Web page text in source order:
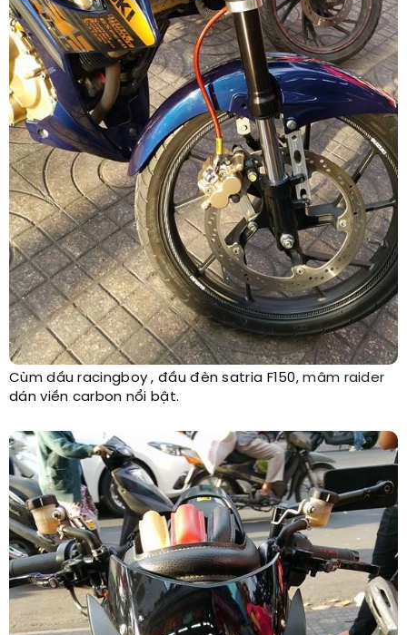
Cùm dầu racingboy , đầu đèn satria F150,mâm raider
dán viền carbon nổi bật.